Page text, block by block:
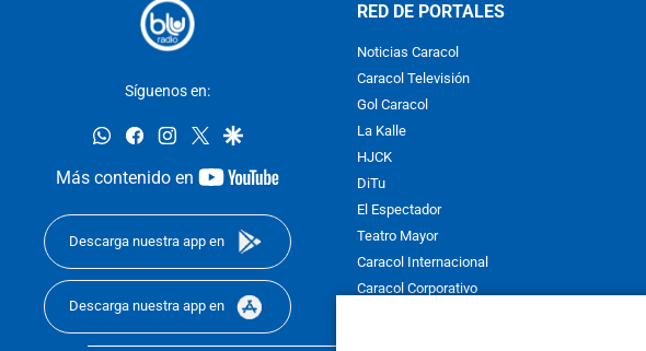
Síguenos en:
whatsappfacebookinstagram
twittergoogle
Más contenido en
youtube-
Descarga nuestra app en
Descarga nuestra app en
RED DE PORTALES
Noticias Caracol
Caracol Televisión
Gol Caracol
La Kalle
HJCK
DiTu
El Espectador
Teatro Mayor
Caracol Internacional
Caracol Corporativo